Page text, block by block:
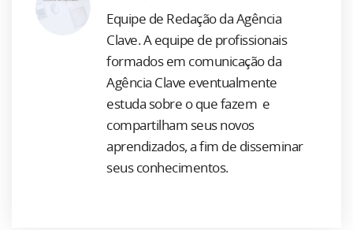
Equipe de Redação da Agência
Clave. A equipe de profissionais
formados em comunicação da
Agência Clave eventualmente
estuda sobre o que fazem e
compartilham seus novos
aprendizados, a fim de disseminar
seus conhecimentos.